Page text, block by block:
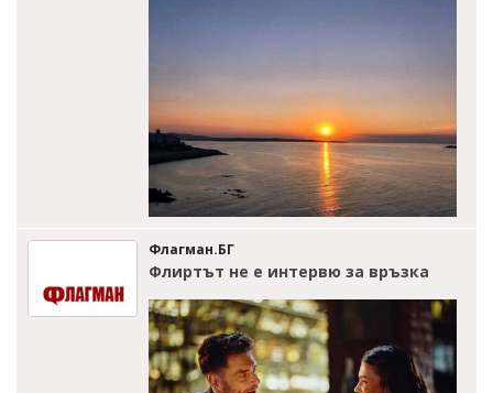
Флагман.БГ
Флиртът не е интервю за връзка